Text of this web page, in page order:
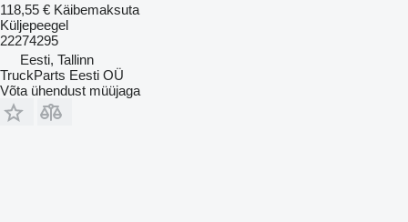
118,55 € Käibemaksuta
Küljepeegel
22274295
Eesti, Tallinn
TruckParts Eesti OÜ
Võta ühendust müüjaga